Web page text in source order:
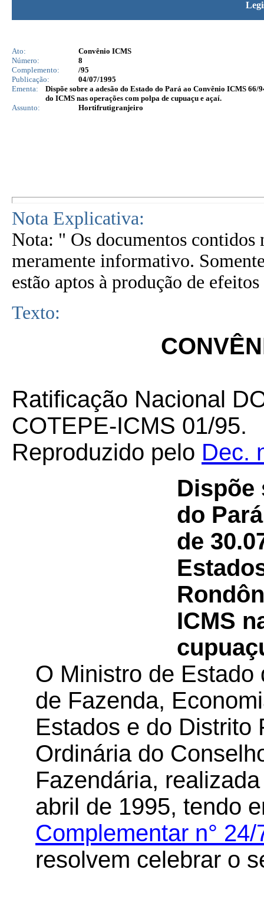
Ato:
Convênio ICMS
Número:
8
Complemento:
/95
Publicação:
04/07/1995
Ementa:
Dispõe sobre a adesão do Estado do Pará ao Convênio ICMS 66/
do ICMS nas operações com polpa de cupuaçu e açaí.
Assunto:
Hortifrutigranjeiro
Nota Explicativa:
Nota: " Os documentos contidos
meramente informativo.
estão aptos à produção de
Texto:
Ratificação Nacional
COTEPE-ICMS 01/95.
Reproduzido pelo Dec.
Dispõe
do
de
ICMS
O Ministro de
de Fazenda,
Estados e do Distrito
Ordinária do
Fazendária,
abril de 1995, tendo
Complementar n° 24/
resolvem celebrar o